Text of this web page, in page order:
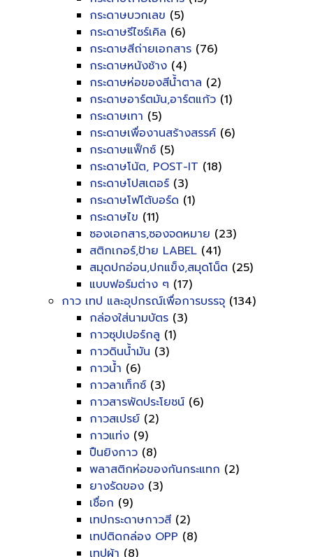
กระดาษบวกเลข (5)
กระดาษรีไซร์เคิล (6)
กระดาษสีถ่ายเอกสาร (76)
กระดาษหนังช้าง (4)
กระดาษห่อของสีน้ำตาล (2)
กระดาษอาร์ตมัน,อาร์ตแก้ว (1)
กระดาษเทา (5)
กระดาษเพื่องานสร้างสรรค์ (6)
กระดาษแฟ็กซ์ (5)
กระดาษโน้ต, POST-IT (18)
กระดาษโปสเตอร์ (3)
กระดาษโฟโต้บอร์ด (1)
กระดาษไข (11)
ซองเอกสาร,ซองจดหมาย (23)
สติกเกอร์,ป้าย LABEL (41)
สมุดปกอ่อน,ปกแข็ง,สมุดโน็ต (25)
แบบฟอร์มต่าง ๆ (17)
กาว เทป และอุปกรณ์เพื่อการบรรจุ (134)
กล่องใส่นามบัตร (3)
กาวซุปเปอร์กลู (1)
กาวดินน้ำมัน (3)
กาวน้ำ (6)
กาวลาเท็กซ์ (3)
กาวสารพัดประโยชน์ (6)
กาวสเปรย์ (2)
กาวแท่ง (9)
ปืนยิงกาว (8)
พลาสติกห่อของกันกระแทก (2)
ยางรัดของ (3)
เชื่อก (9)
เทปกระดาษกาวสี (2)
เทปติดกล่อง OPP (8)
เทปผ้า (8)